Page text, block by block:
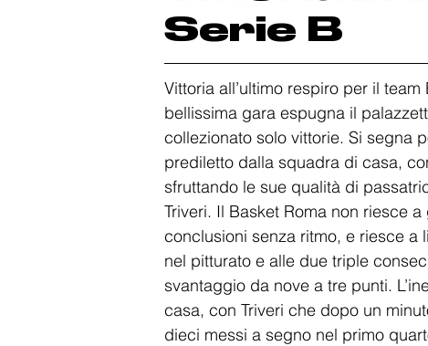
Serie B
Vittoria all’ultimo respiro per il
bellissima gara espugna il
collezionato solo vittorie. Si segna
prediletto dalla squadra di casa,
sfruttando le sue qualità di
Triveri. Il Basket Roma non riesce
conclusioni senza ritmo, e riesce a
nel pitturato e alle due triple
svantaggio da nove a tre punti.
casa, con Triveri che dopo un
dieci messi a segno nel primo